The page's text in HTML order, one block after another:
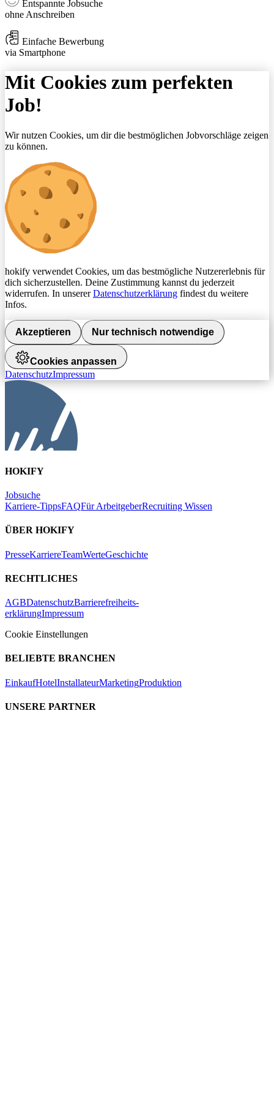
Entspannte Jobsuche
ohne Anschreiben
Einfache Bewerbung
via Smartphone
Mit Cookies zum perfekten
Job!
Wir nutzen Cookies, um dir die bestmöglichen Jobvorschläge zeigen
zu können.
hokify verwendet Cookies, um das bestmögliche Nutzererlebnis für
dich sicherzustellen. Deine Zustimmung kannst du jederzeit
widerrufen. In unsererDatenschutzerklärung findest du weitere
Infos.
Akzeptieren Nur technisch notwendige
Cookies anpassen
DatenschutzImpressum
HOKIFY
Jobsuche
Karriere-TippsFAQFür ArbeitgeberRecruiting Wissen
ÜBER HOKIFY
PresseKarriereTeamWerteGeschichte
RECHTLICHES
AGBDatenschutzBarrierefreiheits-
erklärungImpressum
Cookie Einstellungen
BELIEBTE BRANCHEN
EinkaufHotelInstallateurMarketingProduktion
UNSERE PARTNER